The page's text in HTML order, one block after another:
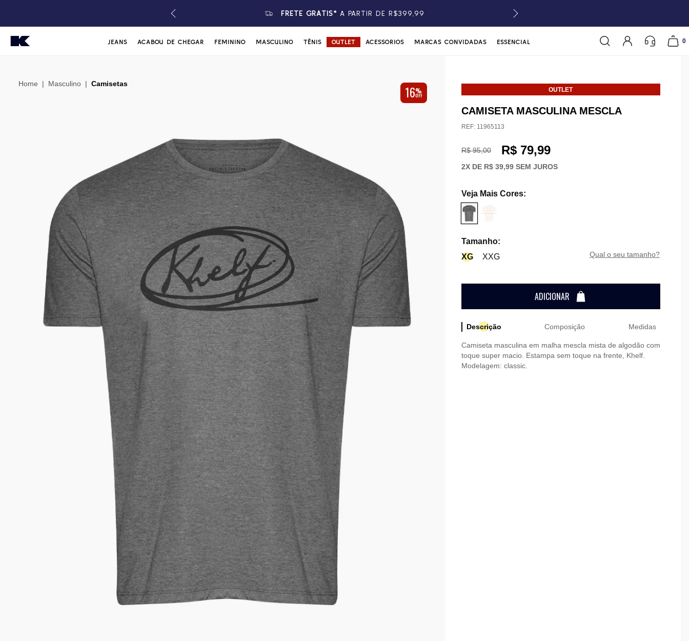
FRETE GRÁTIS* A PARTIR DE R$399,99
JEANS ACABOU DE CHEGAR FEMININO MASCULINO TÊNIS OUTLET ACESSÓRIOS MARCAS CONVIDADAS ESSENCIAL 0
Home | Masculino | Camisetas 16%
OFF
OUTLET
CAMISETA MASCULINA MESCLA
REF: 11965113
R$ 95,00 R$ 79,99
2X DE R$ 39,99SEM JUROS
Veja Mais Cores:
Tamanho:
XG
XXG qual o seu tamanho?
ADICIONAR
Descrição Composição Medidas
Camiseta masculina em malha mescla mista de algodão com
toque super macio. Estampa sem toque na frente, Khelf.
Modelagem: classic.